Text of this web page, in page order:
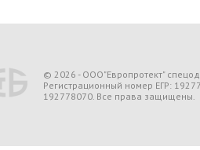
© 2026 - ООО"Европротект"
Регистрационный номер ЕГР:
192778070. Все права защищены.